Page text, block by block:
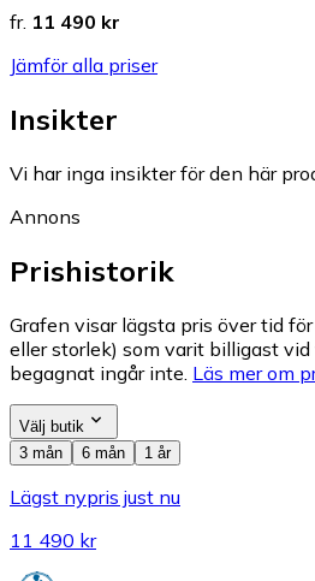
fr. 11 490 kr
Jämför alla priser
Insikter
Vi har inga insikter för den här
Annons
Prishistorik
Grafen visar lägsta pris över tid
eller storlek) som varit billigast
begagnat ingår inte. Läs mer om
Välj butik
3 mån
6 mån 1 år
Lägst nypris just nu
11 490 kr